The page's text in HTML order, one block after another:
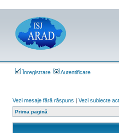
Înregistrare Autentificare
Vezi mesaje fără răspuns | Vezi subiecte
Prima pagină